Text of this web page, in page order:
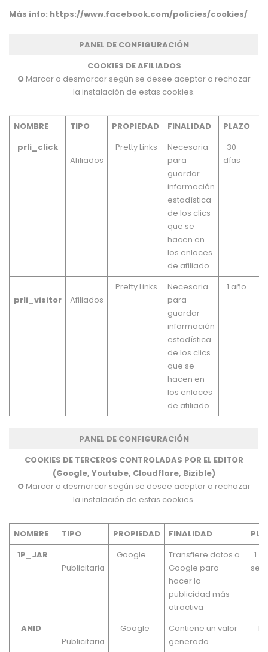
Más info: https://www.facebook.com/policies/cookies/
PANEL DE CONFIGURACIÓN
COOKIES DE AFILIADOS
O Marcar o desmarcar según se desee aceptar o rechazar
la instalación de estas cookies.
NOMBRE TIPO PROPIEDAD FINALIDAD PLAZO
prli_click
Afiliados
Pretty Links
Necesaria
para
guardar
información
estadística
de los clics
que se
hacen en
los enlaces
de afiliado
30
días
prli_visitor Afiliados
Pretty Links
Necesaria
para
guardar
información
estadística
de los clics
que se
hacen en
los enlaces
de afiliado
1 año
PANEL DE CONFIGURACIÓN
COOKIES DE TERCEROS CONTROLADAS POR EL EDITOR
(Google, Youtube, Cloudflare, Bizible)
O Marcar o desmarcar según se desee aceptar o rechazar
la instalación de estas cookies.
NOMBRE TIPO PROPIEDAD FINALIDAD
1P_JAR
Publicitaria
Google
Transfiere datos a
Google para
hacer la
publicidad más
atractiva
1
ANID
Publicitaria
Google
Contiene un valor
generado
1